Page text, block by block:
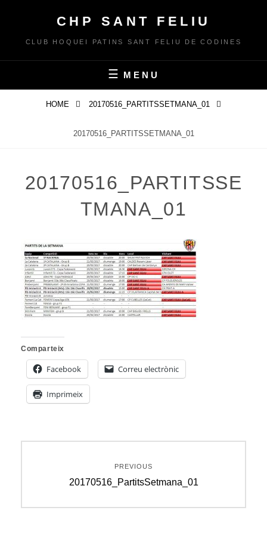
content
CHP SANT FELIU
CLUB HOQUEI PATINS SANT FELIU DE CODINES
MENU
HOME 20170516_PARTITSSETMANA_01
20170516_PARTITSSETMANA_01
20170516_PARTITSSE
TMANA_01
Comparteix
Facebook Correu electrònic
Imprimeix
d'entrades
PREVIOUS
Previous
20170516_PartitsSetmana_01